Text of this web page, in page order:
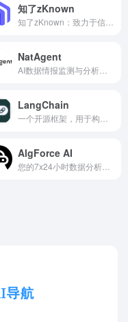
知了zKnown
NatAgent
LangChain
AlgForce AI